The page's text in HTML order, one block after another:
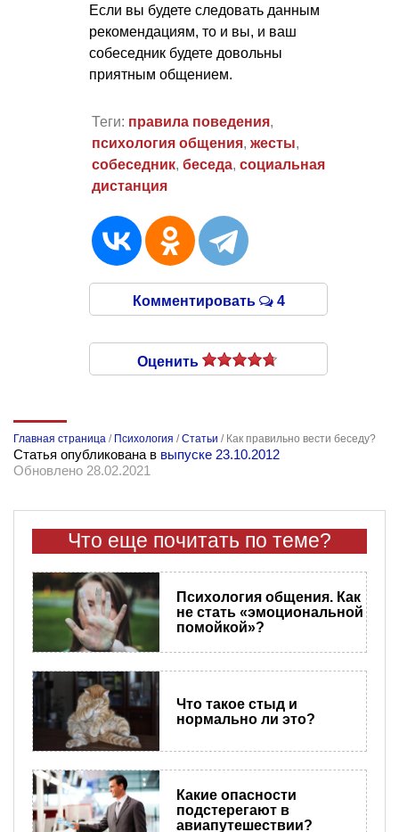
Если вы будете следовать данным
рекомендациям, то и вы, и ваш
собеседник будете довольны
приятным общением.
Теги: правила поведения,
психология общения, жесты,
собеседник, беседа, социальная
дистанция
Комментировать 4
Оценить
Главная страница / Психология /Статьи / Как правильно вести беседу?
Статья опубликована в выпуске 23.10.2012
Обновлено 28.02.2021
Что еще почитать по теме?
Психология общения. Как
не стать «эмоциональной
помойкой»?
Что такое стыд и
нормально ли это?
Какие опасности
подстерегают в
авиапутешествии?